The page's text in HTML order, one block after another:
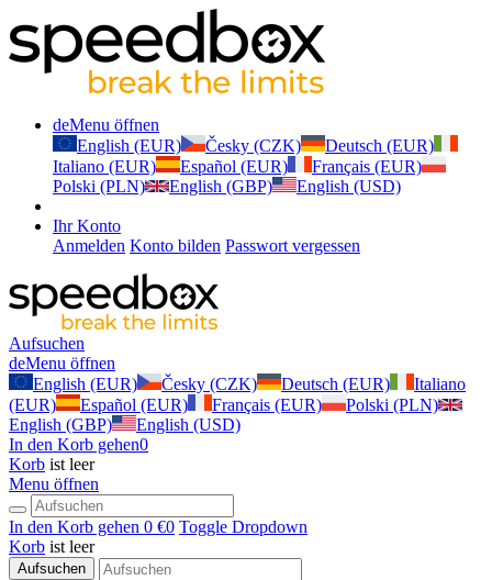
deMenu öffnen
English (EUR)
Česky (CZK)
Deutsch (EUR)
Italiano (EUR)
Español (EUR)
Français (EUR)
Polski (PLN)
English (GBP) English (USD)
Ihr Konto
Anmelden Konto bilden Passwort vergessen
Aufsuchen
deMenu öffnen
English (EUR)
Česky (CZK) Deutsch (EUR)
Italiano
(EUR)
Español (EUR) Français (EUR)
Polski (PLN)
English (GBP)
English (USD)
In den Korb gehen0
Korb ist leer
Menu öffnen
In den Korb gehen 0 €0 Toggle Dropdown
Korb ist leer
Aufsuchen